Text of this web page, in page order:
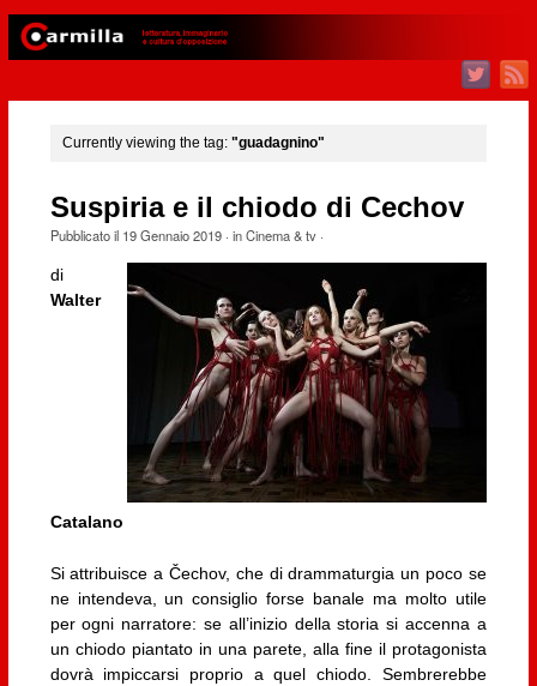
Currently viewing the tag: "guadagnino"
Suspiria e il chiodo di Cechov
Pubblicato il 19 Gennaio 2019· inCinema & tv·
di
Walter
Catalano
Si attribuisce a Čechov, che di drammaturgia un poco se
ne intendeva, un consiglio forse banale ma molto utile
per ogni narratore: se all’inizio della storia si accenna a
un chiodo piantato in una parete, alla fine il protagonista
dovrà impiccarsi proprio a quel chiodo. Sembrerebbe